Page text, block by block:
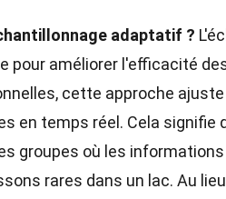
adaptatif ?
pour améliorer l'efficacité
cette approche
en temps réel. Cela
groupes où les
rares dans un lac. Au